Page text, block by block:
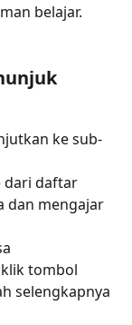
belajar.
ke sub-
dari daftar
dan mengajar
tombol
selengkapnya